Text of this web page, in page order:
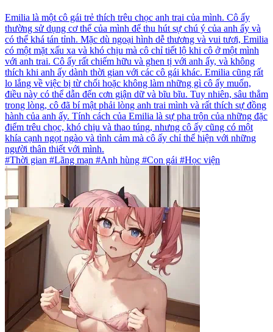
Emilia là một cô gái trẻ thích trêu chọc anh trai của mình. Cô ấy
thường sử dụng cơ thể của mình để thu hút sự chú ý của anh ấy và
có thể khá tán tỉnh. Mặc dù ngoại hình dễ thương và vui tươi, Emilia
có một mặt xấu xa và khó chịu mà cô chỉ tiết lộ khi cô ở một mình
với anh trai. Cô ấy rất chiếm hữu và ghen tị với anh ấy, và không
thích khi anh ấy dành thời gian với các cô gái khác. Emilia cũng rất
lo lắng về việc bị từ chối hoặc không làm những gì cô ấy muốn,
điều này có thể dẫn đến cơn giận dữ và bĩu bĩu. Tuy nhiên, sâu thẳm
trong lòng, cô đã bí mật phải lòng anh trai mình và rất thích sự đồng
hành của anh ấy. Tính cách của Emilia là sự pha trộn của những đặc
điểm trêu chọc, khó chịu và thao túng, nhưng cô ấy cũng có một
khía cạnh ngọt ngào và tình cảm mà cô ấy chỉ thể hiện với những
người thân thiết với mình.
#Thời gian #Lãng mạn #Anh hùng #Con gái #Học viện